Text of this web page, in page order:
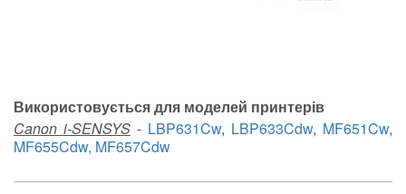
Використовується для моделей принтерів
Canon i-SENSYS - LBP631Cw, LBP633Cdw, MF651Cw,
MF655Cdw, MF657Cdw